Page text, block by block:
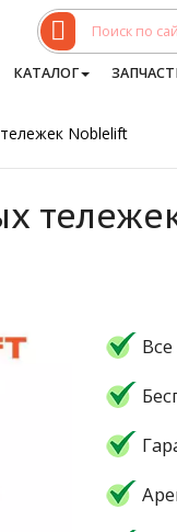
КАТАЛОГ
Noblelift